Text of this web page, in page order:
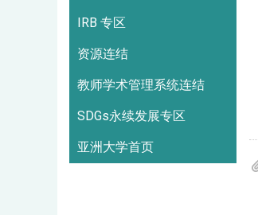
IRB 专区
资源连结
教师学术管理系统连结
SDGs永续发展专区
亚洲大学首页